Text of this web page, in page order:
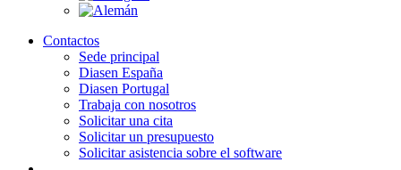
Contactos
Sede principal
Diasen España
Diasen Portugal
Trabaja con nosotros
Solicitar una cita
Solicitar un presupuesto
Solicitar asistencia sobre el software